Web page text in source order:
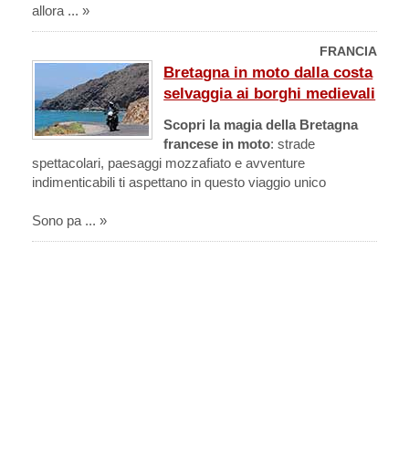
allora ... »
FRANCIA
Bretagna in moto dalla costa
selvaggia ai borghi medievali
Scopri la magia della Bretagna
francese in moto: strade
spettacolari, paesaggi mozzafiato e avventure
indimenticabili ti aspettano in questo viaggio unico
Sono pa ... »